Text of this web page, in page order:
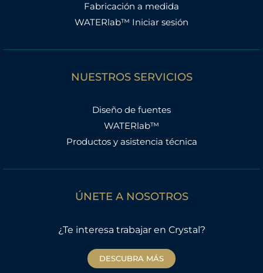
Fabricación a medida
WATERlab™ Iniciar sesión
NUESTROS SERVICIOS
Diseño de fuentes
WATERlab™
Productos y asistencia técnica
ÚNETE A NOSOTROS
¿Te interesa trabajar en Crystal?
DESCUBRA MÁS